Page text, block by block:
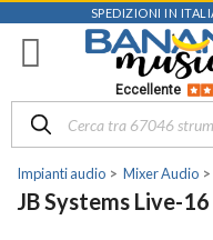
SPEDIZIONI IN
Eccellente
Impianti audio Mixer Audio
JB Systems Live-16